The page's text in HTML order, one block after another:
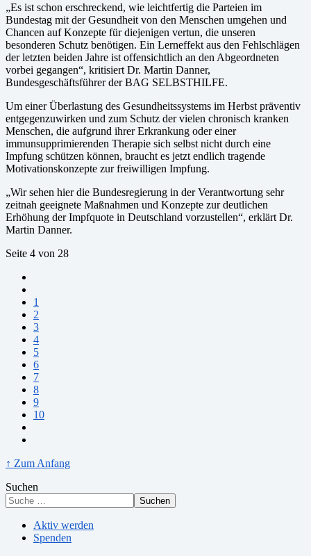
„Es ist schon erschreckend, wie leichtfertig die Parteien im
Bundestag mit der Gesundheit von den Menschen umgehen und
Chancen auf Konzepte für diejenigen vertun, die unseren
besonderen Schutz benötigen. Ein Lerneffekt aus den Fehlschlägen
der letzten beiden Jahre ist offensichtlich an den Abgeordneten
vorbei gegangen“, kritisiert Dr. Martin Danner,
Bundesgeschäftsführer der BAG SELBSTHILFE.
Um einer Überlastung des Gesundheitssystems im Herbst präventiv
entgegenzuwirken und zum Schutz der vielen chronisch kranken
Menschen, die aufgrund ihrer Erkrankung oder einer
immunsupprimierenden Therapie sich selbst nicht durch eine
Impfung schützen können, braucht es jetzt endlich tragende
Motivationskonzepte zur freiwilligen Impfung.
„Wir sehen hier die Bundesregierung in der Verantwortung sehr
zeitnah geeignete Maßnahmen und Konzepte zur deutlichen
Erhöhung der Impfquote in Deutschland vorzustellen“, erklärt Dr.
Martin Danner.
Seite 4 von 28
1
2
3
4
5
6
7
8
9
10
↑ Zum Anfang
Suchen
Suchen
Aktiv werden
Spenden